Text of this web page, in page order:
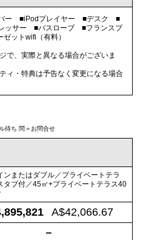
ー ■iPodプレイヤー ■デスク ■
サー ■バスローブ ■フランスブ
ットwifi（有料）
で、実際と異なる場合がございま
ィ・特典は予告なく変更になる場合
待ち 問＝お問合せ
ンまたはダブル／プライベートテラ
タブ付／45㎡+プライベートテラス40
A$42,066.67
－